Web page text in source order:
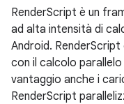
RenderScript è un
ad alta intensità di
Android.
con il calcolo
vantaggio anche i
RenderScript